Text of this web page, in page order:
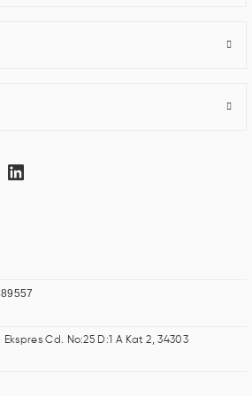
Ekspres Cd. No:25 D:1 A Kat 2, 34303